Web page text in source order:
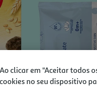
Ao clicar em "Aceitar todos
cookies no seu dispositivo